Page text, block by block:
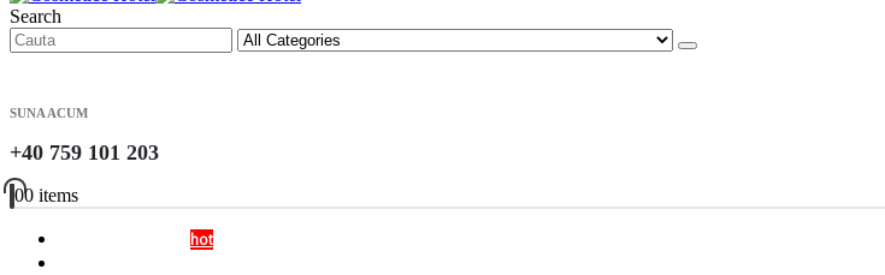
Search
SUNA ACUM
+40 759 101 203
00 items
hot